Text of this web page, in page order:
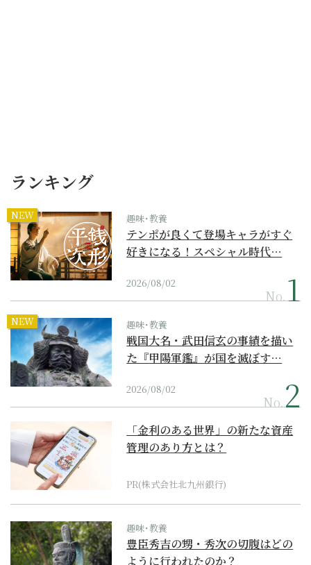
ランキング
NEW 趣味･教養
テンポが良くて登場キャラがすぐ
好きになる！スペシャル時代…
2026/08/02
No.
NEW 趣味･教養
戦国大名・武田信玄の事績を描い
た『甲陽軍鑑』が国を滅ぼす…
2026/08/02
No.
「金利のある世界」の新たな資産
管理のあり方とは？
PR(株式会社北九州銀行)
趣味･教養
豊臣秀吉の甥・秀次の切腹はどの
ように行われたのか？